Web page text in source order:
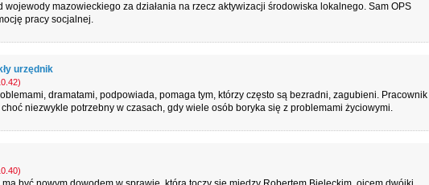
wojewody mazowieckiego za działania na rzecz aktywizacji środowiska lokalnego. Sam OPS
pracy socjalnej.
urzędnik
dramatami, podpowiada, pomaga tym, którzy często są bezradni, zagubieni. Pracownik
niezwykle potrzebny w czasach, gdy wiele osób boryka się z problemami życiowymi.